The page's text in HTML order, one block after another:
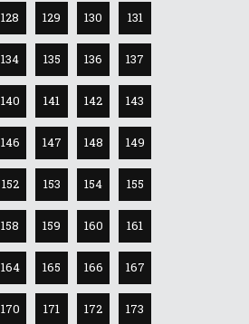
128 129 130 131
134 135 136 137
140 141 142 143
146 147 148 149
152 153 154 155
158 159 160 161
164 165 166 167
170 171 172 173